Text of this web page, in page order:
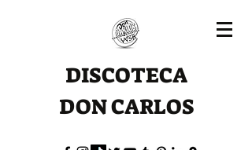
DISCOTECA
DON CARLOS